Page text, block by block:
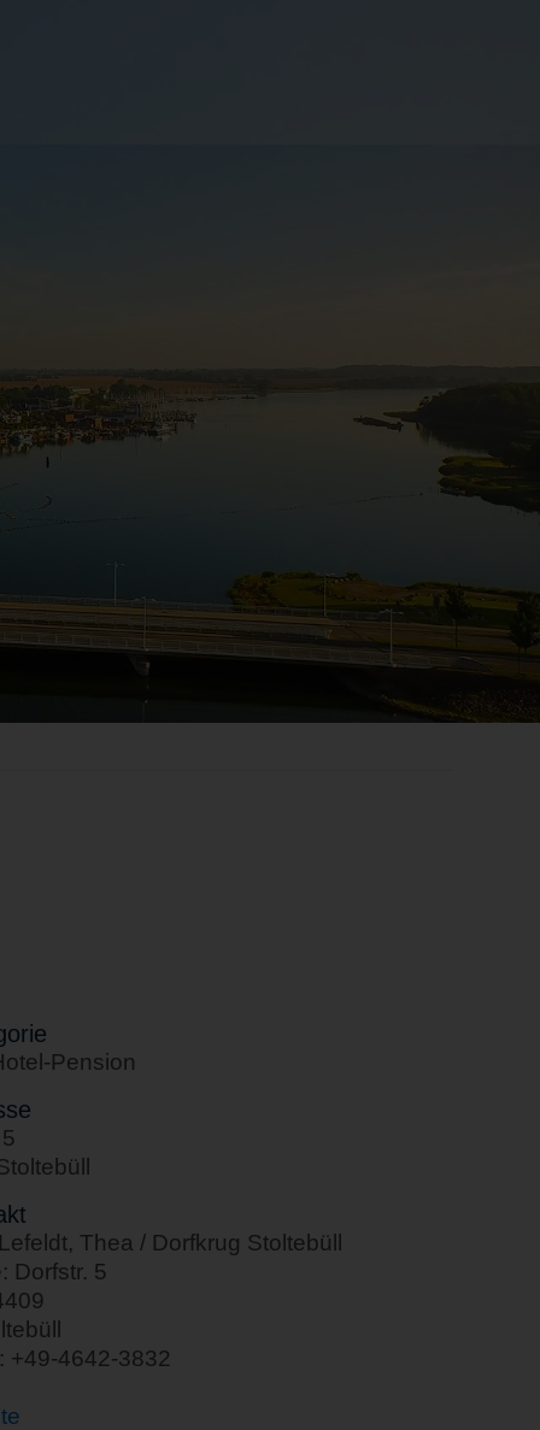
Pension
Thea / Dorfkrug Stoltebüll
Dorfstr. 5
+49-4642-3832